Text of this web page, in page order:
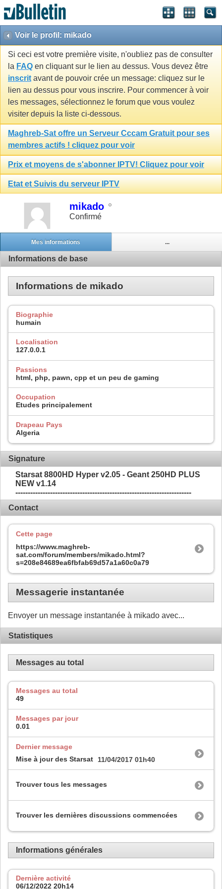
Voir le profil: mikado
Si ceci est votre première visite, n'oubliez pas de consulter
la FAQ en cliquant sur le lien au dessus. Vous devez être
inscrit avant de pouvoir crée un message: cliquez sur le
lien au dessus pour vous inscrire. Pour commencer à voir
les messages, sélectionnez le forum que vous voulez
visiter depuis la liste ci-dessous.
Maghreb-Sat offre un Serveur Cccam Gratuit pour ses
membres actifs ! cliquez pour voir
Prix et moyens de s'abonner IPTV! Cliquez pour voir
Etat et Suivis du serveur IPTV
mikado
Confirmé
Mes informations ...
Informations de base
Informations de mikado
Biographie
humain
Localisation
127.0.0.1
Passions
html, php, pawn, cpp et un peu de gaming
Occupation
Etudes principalement
Drapeau Pays
Algeria
Signature
Starsat 8800HD Hyper v2.05 - Geant 250HD PLUS
NEW v1.14
-----------------------------------------------------------------------
Contact
Cette page
https://www.maghreb-
sat.com/forum/members/mikado.html?
s=208e84689ea6fbfab69d57a1a60c0a79
Messagerie instantanée
Envoyer un message instantanée à mikado avec...
Statistiques
Messages au total
Messages au total
49
Messages par jour
0.01
Dernier message
Mise à jour des Starsat
11/04/2017 01h40
Trouver tous les messages
Trouver les dernières discussions commencées
Informations générales
Dernière activité
06/12/2022 20h14